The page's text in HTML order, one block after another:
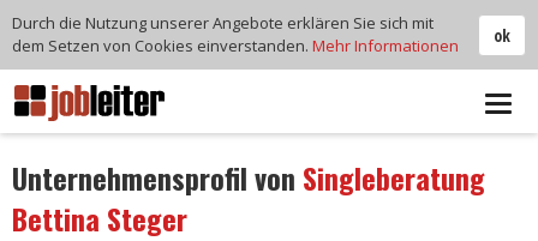
Unternehmensprofil von Singleberatung
Bettina Steger
ok
Durch die Nutzung unserer Angebote erklären Sie sich mit
dem Setzen von Cookies einverstanden. Mehr Informationen